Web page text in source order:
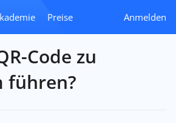
Preise Anmelden
Code zu
führen?